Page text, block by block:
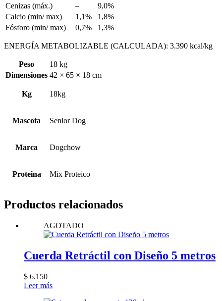
Cenizas (máx.) –
9,0%
Calcio (min/ max)
1,1%
1,8%
Fósforo (min/ max)
0,7% 1,3%
ENERGÍA METABOLIZABLE (CALCULADA): 3.390 kcal/kg
Peso
18 kg
Dimensiones 42 × 65 × 18 cm
Kg 18kg
Mascota Senior Dog
Marca Dogchow
Proteina Mix Proteico
Productos relacionados
AGOTADO
Cuerda Retráctil con Diseño 5 metros
$ 6.150
Leer más